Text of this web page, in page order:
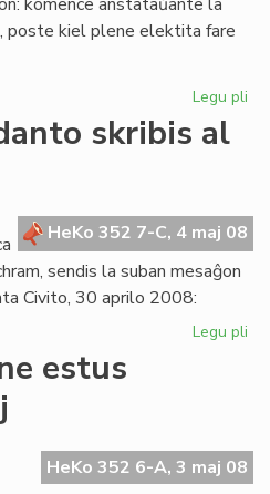
poste kiel plene elektita fare
Legu pli
skribis al
HeKo 352 7-C, 4 maj 08
sendis la suban mesaĝon
Civito, 30 aprilo 2008:
Legu pli
al
estus
HeKo 352 6-A, 3 maj 08